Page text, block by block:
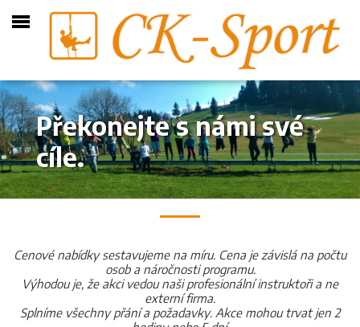
Překonejte s námi své
cíle.
Cenové nabídky sestavujeme na míru. Cena je závislá na počtu
osob a náročnosti programu.
Výhodou je, že akci vedou naši profesionální instruktoři a ne
externí firma.
Splníme všechny přání a požadavky. Akce mohou trvat jen 2